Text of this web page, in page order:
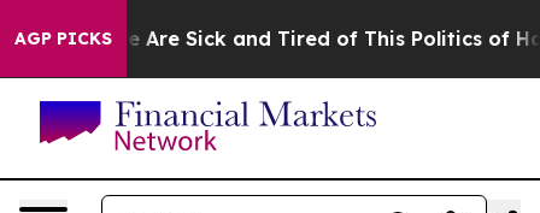
AGP PICKS
“People Are Sick and Tired of This Politics of